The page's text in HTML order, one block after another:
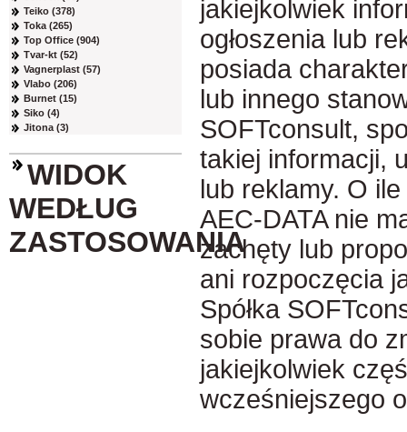
Teiko (378)
Toka (265)
Top Office (904)
Tvar-kt (52)
Vagnerplast (57)
Vlabo (206)
Burnet (15)
Siko (4)
Jitona (3)
WIDOK
WEDŁUG
ZASTOSOWANIA
jakiejkolwiek
ogłoszenia lub
posiada
lub innego
SOFTconsult,
takiej informacji,
lub reklamy. O
AEC-DATA nie
zachęty lub
ani rozpoczęcia
Spółka
sobie prawa do
jakiejkolwiek
wcześniejszego